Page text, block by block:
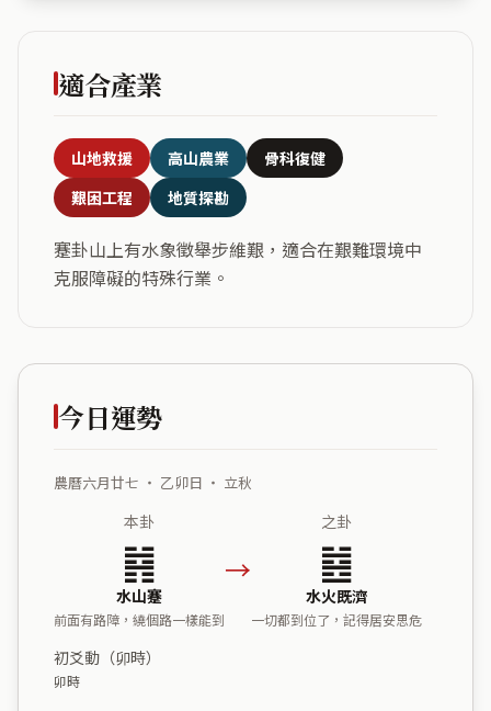
適合產業
山地救援 高山農業
骨科復健
艱困工程
地質探勘
蹇卦山上有水象徵舉步維艱，適合在艱難環境中
克服障礙的特殊行業。
今日運勢
農曆六月廿七 ・ 乙卯日 ・ 立秋
本卦
䷦
水山蹇
前面有路障，繞個路一樣能到
→
之卦
䷾
水火既濟
一切都到位了，記得居安思危
初爻動（卯時）
卯時